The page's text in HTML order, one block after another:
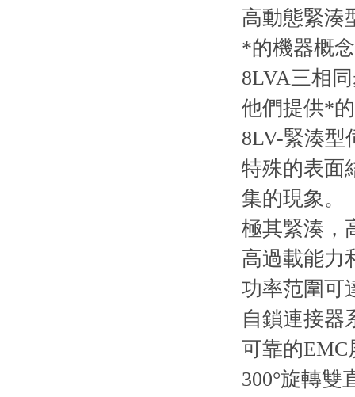
高動態緊湊
*的機器概念
8LVA三相
他們提供*的
8LV-緊湊型
特殊的表面
集的現象。
極其緊湊
高過載能力
功率范圍
自鎖連接器
可靠的EMC
300°旋轉雙